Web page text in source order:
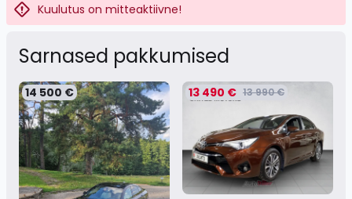
Kuulutus on mitteaktiivne!
Sarnased pakkumised
14 500 € 13 490 € 13 990 €